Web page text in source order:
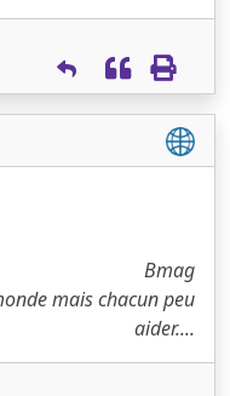
Bmag
mais chacun peu
aider....